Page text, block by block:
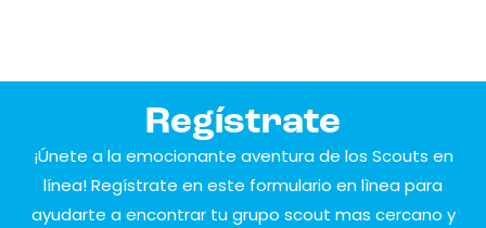
Regístrate
¡Únete a la emocionante aventura de los Scouts en
línea! Regístrate en este formulario en lìnea para
ayudarte a encontrar tu grupo scout mas cercano y